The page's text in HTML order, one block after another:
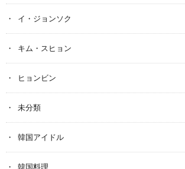
イ・ジョンソク
キム・スヒョン
ヒョンビン
未分類
韓国アイドル
韓国料理